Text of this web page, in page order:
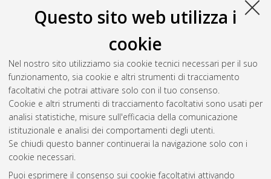
Questo sito web utilizza i
cookie
Nel nostro sito utilizziamo sia cookie tecnici necessari per il suo
funzionamento, sia cookie e altri strumenti di tracciamento
facoltativi che potrai attivare solo con il tuo consenso.
Cookie e altri strumenti di tracciamento facoltativi sono usati per
analisi statistiche, misure sull'efficacia della comunicazione
istituzionale e analisi dei comportamenti degli utenti.
Se chiudi questo banner continuerai la navigazione solo con i
cookie necessari.
Puoi esprimere il consenso sui cookie facoltativi attivando
Vedi altre statistiche
Gestione del documento: